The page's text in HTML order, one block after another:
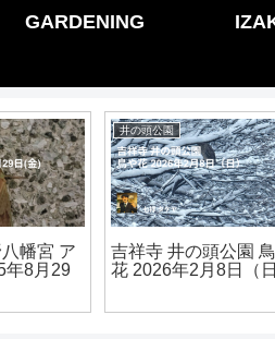
GARDENING
幡宮 ア
年8月29
井の頭公園
吉祥寺 井の頭公園
花 2026年2月8日（日